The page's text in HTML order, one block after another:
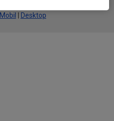
Mobil Desktop